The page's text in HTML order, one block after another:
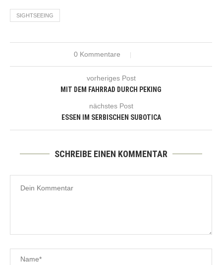
SIGHTSEEING
0 Kommentare
vorheriges Post
MIT DEM FAHRRAD DURCH PEKING
nächstes Post
ESSEN IM SERBISCHEN SUBOTICA
SCHREIBE EINEN KOMMENTAR